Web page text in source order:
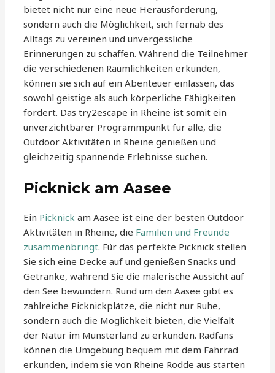
bietet nicht nur eine neue Herausforderung,
sondern auch die Möglichkeit, sich fernab des
Alltags zu vereinen und unvergessliche
Erinnerungen zu schaffen. Während die Teilnehmer
die verschiedenen Räumlichkeiten erkunden,
können sie sich auf ein Abenteuer einlassen, das
sowohl geistige als auch körperliche Fähigkeiten
fordert. Das try2escape in Rheine ist somit ein
unverzichtbarer Programmpunkt für alle, die
Outdoor Aktivitäten in Rheine genießen und
gleichzeitig spannende Erlebnisse suchen.
Picknick am Aasee
Ein Picknick am Aasee ist eine der besten Outdoor
Aktivitäten in Rheine, die Familien und Freunde
zusammenbringt. Für das perfekte Picknick stellen
Sie sich eine Decke auf und genießen Snacks und
Getränke, während Sie die malerische Aussicht auf
den See bewundern. Rund um den Aasee gibt es
zahlreiche Picknickplätze, die nicht nur Ruhe,
sondern auch die Möglichkeit bieten, die Vielfalt
der Natur im Münsterland zu erkunden. Radfans
können die Umgebung bequem mit dem Fahrrad
erkunden, indem sie von Rheine Rodde aus starten